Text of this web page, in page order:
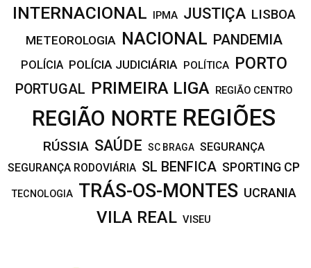
INTERNACIONAL IPMA JUSTIÇA LISBOA
METEOROLOGIA NACIONAL PANDEMIA
POLÍCIA POLÍCIA JUDICIÁRIA POLÍTICA PORTO
PORTUGAL PRIMEIRA LIGA REGIÃO CENTRO
REGIÃO NORTE REGIÕES
RÚSSIA SAÚDE SC BRAGA SEGURANÇA
SEGURANÇA RODOVIÁRIA SL BENFICA SPORTING CP
TECNOLOGIA TRÁS-OS-MONTES UCRANIA
VILA REAL VISEU